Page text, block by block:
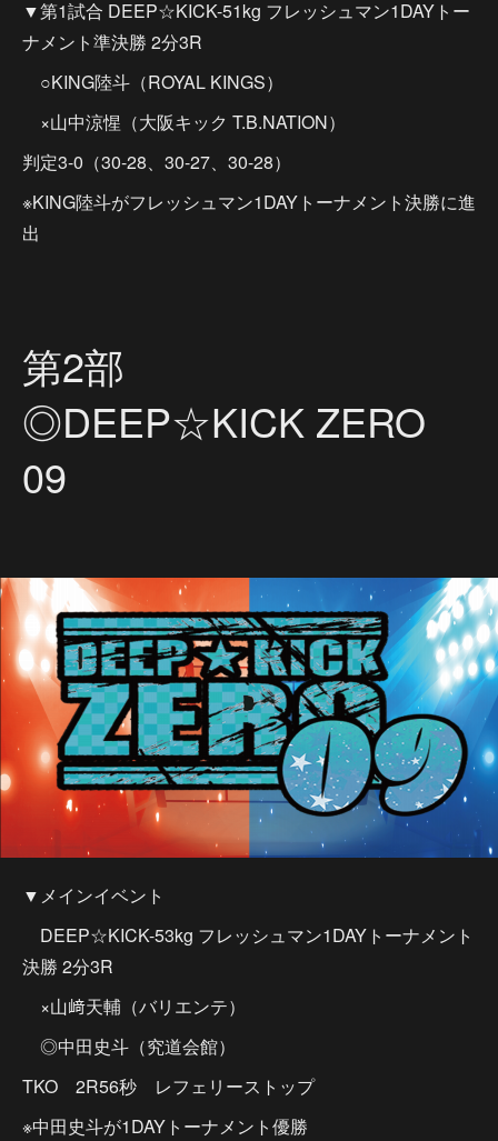
▼第1試合 DEEP☆KICK-51kg フレッシュマン1DAYトー
ナメント準決勝 2分3R
○KING陸斗（ROYAL KINGS）
×山中涼惺（大阪キック T.B.NATION）
判定3-0（30-28、30-27、30-28）
※KING陸斗がフレッシュマン1DAYトーナメント決勝に進
出
第2部
◎DEEP☆KICK ZERO
09
▼メインイベント
DEEP☆KICK-53kg フレッシュマン1DAYトーナメント
決勝 2分3R
×山﨑天輔（バリエンテ）
◎中田史斗（究道会館）
TKO 2R56秒 レフェリーストップ
※中田史斗が1DAYトーナメント優勝